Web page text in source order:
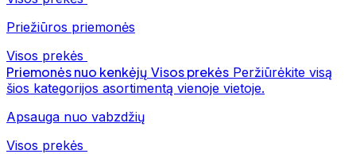
Priežiūros priemonės
Visos prekės
Priemonės nuo kenkėjų Visos prekės Peržiūrėkite visą
šios kategorijos asortimentą vienoje vietoje.
Apsauga nuo vabzdžių
Visos prekės